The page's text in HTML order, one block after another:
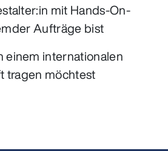
mit Hands-On-
Aufträge bist
einem internationalen
tragen möchtest